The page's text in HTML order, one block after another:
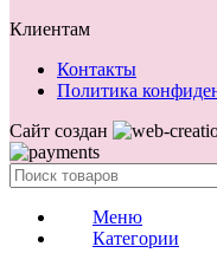
Клиентам
Контакты
Политика
Сайт создан
Меню
Категории